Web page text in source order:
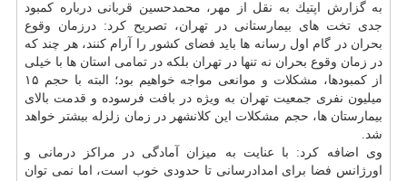
به گزارش اپتیك به نقل از مهر، محمدحسین قربانی درباره كمبود
جدی تخت های بیمارستانی در تهران، تصریح كرد: درزمان وقوع
بحران در گام اول رسانه ها باید فضای كشور را آرام كنند، هر چند كه
در زمان وقوع بحران نه تنها در تهران بلكه در تمامی استان ها با خیلی
از كمبودها، مشكلات و موانعی مواجه خواهیم بود؛ البته با حجم ۱۵
میلیون نفری جمعیت تهران به وی‍ژه در بافت فرسوده و قدمت بالای
بیمارستان ها، حجم مشكلات این كلانشهر در زمان زلزله بیشتر خواهد
شد.
وی اضافه كرد: با عنایت به میزان آمادگی در مراكز درمانی و
اورژانس فضا برای امدادرسانی تا حدودی خوب است، اما نمی توان